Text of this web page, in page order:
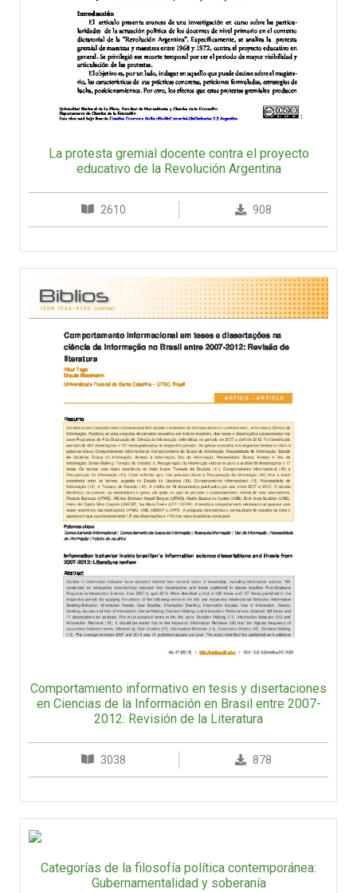
La protesta gremial docente contra el proyecto
educativo de la Revolución Argentina
2610 908
Comportamiento informativo en tesis y disertaciones
en Ciencias de la Información en Brasil entre 2007-
2012: Revisión de la Literatura
3038 878
Categorías de la filosofía política contemporánea:
Gubernamentalidad y soberanía